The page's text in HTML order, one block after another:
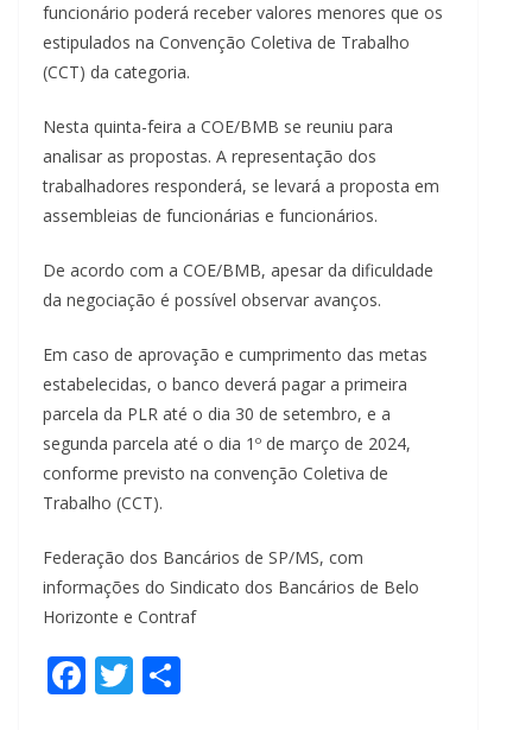
funcionário poderá receber valores menores que os
estipulados na Convenção Coletiva de Trabalho
(CCT) da categoria.
Nesta quinta-feira a COE/BMB se reuniu para
analisar as propostas. A representação dos
trabalhadores responderá, se levará a proposta em
assembleias de funcionárias e funcionários.
De acordo com a COE/BMB, apesar da dificuldade
da negociação é possível observar avanços.
Em caso de aprovação e cumprimento das metas
estabelecidas, o banco deverá pagar a primeira
parcela da PLR até o dia 30 de setembro, e a
segunda parcela até o dia 1º de março de 2024,
conforme previsto na convenção Coletiva de
Trabalho (CCT).
Federação dos Bancários de SP/MS, com
informações do Sindicato dos Bancários de Belo
Horizonte e Contraf
F T